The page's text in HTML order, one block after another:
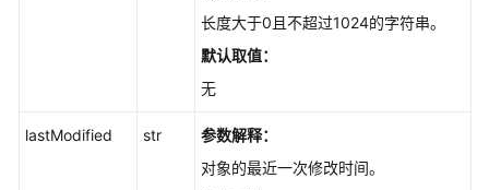
长度大于0且不超过1024的字符串。
默认取值：
无
lastModified str
参数解释：
对象的最近一次修改时间。